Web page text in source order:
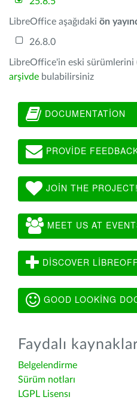
LibreOffice aşağıdaki ön
26.8.0
LibreOffice'in eski
arşivde bulabilirsiniz
DOCUMENTATION
PROVIDE
JOIN THE PROJECT!
MEET US AT
DISCOVER
GOOD LOOKING
Faydalı
Belgelendirme
Sürüm notları
LGPL Lisensı